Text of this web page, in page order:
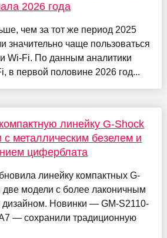
2026 года
чем за тот же период 2025
значительно чаще пользоваться
Wi-Fi. По данным аналитики
в первой половине 2026 год...
линейку G-Shock
металлическим безелем и
циферблата
линейку компактных G-
две модели с более лаконичным
дизайном. Новинки — GM-S2110-
— сохранили традиционную